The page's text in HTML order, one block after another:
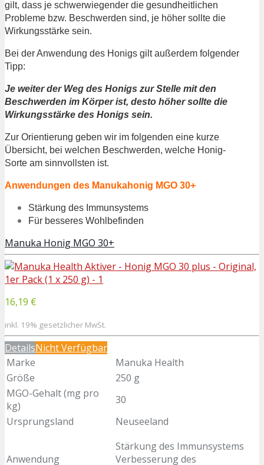
gilt, dass je schwerwiegender die gesundheitlichen
Probleme bzw. Beschwerden sind, je höher sollte die
Wirkungsstärke sein.
Bei der Anwendung des Honigs gilt außerdem folgender
Tipp:
Je weiter der Weg des Honigs zur Stelle mit den
Beschwerden im Körper ist, desto höher sollte die
Wirkungsstärke des Honigs sein.
Zur Orientierung geben wir im folgenden eine kurze
Übersicht, bei welchen Beschwerden, welche Honig-
Sorte am sinnvollsten ist.
Anwendungen des Manukahonig MGO 30+
Stärkung des Immunsystems
Für besseres Wohlbefinden
Manuka Honig MGO 30+
16,19 €
inkl. 19% gesetzlicher MwSt.
DetailsNicht Verfügbar
Marke
Manuka Health
Größe
250 g
MGO-Gehalt (mg pro
kg)
30
Ursprungsland
Neuseeland
Anwendung
Stärkung des Immunsystems
Verbesserung des